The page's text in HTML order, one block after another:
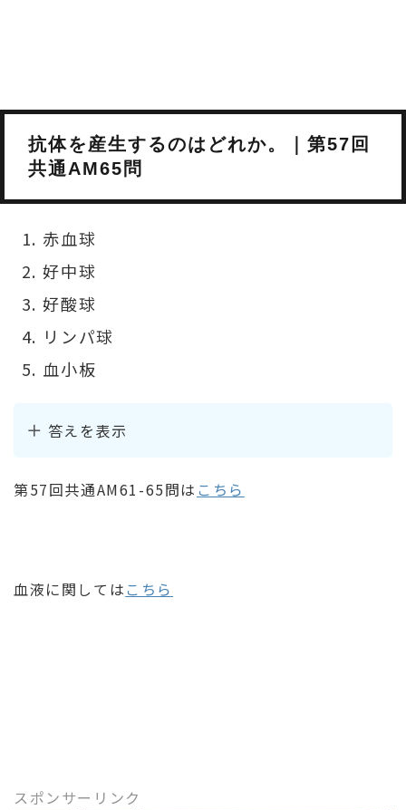
抗体を産生するのはどれか。｜第57回
共通AM65問
赤血球
好中球
好酸球
リンパ球
血小板
答えを表示
第57回共通AM61-65問は こちら
血液に関しては こちら
スポンサーリンク